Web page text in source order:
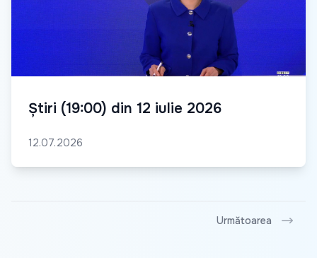
Știri (19:00) din 12 iulie 2026
12.07.2026
Următoarea